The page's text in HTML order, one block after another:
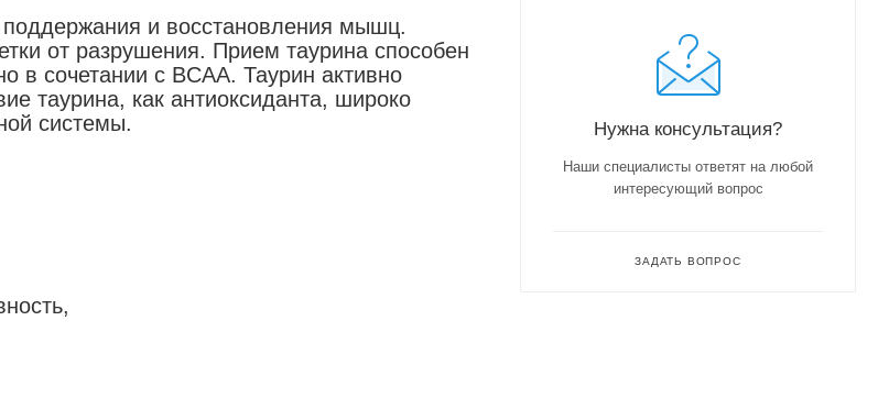
и восстановления мышц.
от разрушения. Прием таурина способен
в сочетании с BCAA. Таурин активно
таурина, как антиоксиданта, широко
системы.
Нужна консультация?
Наши специалисты ответят на любой
интересующий вопрос
ЗАДАТЬ ВОПРОС